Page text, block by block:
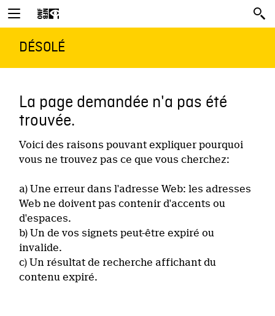
DÉSOLÉ
La page demandée n'a pas été
trouvée.
Voici des raisons pouvant expliquer pourquoi
vous ne trouvez pas ce que vous cherchez:
a) Une erreur dans l'adresse Web: les adresses
Web ne doivent pas contenir d'accents ou
d'espaces.
b) Un de vos signets peut-être expiré ou
invalide.
c) Un résultat de recherche affichant du
contenu expiré.